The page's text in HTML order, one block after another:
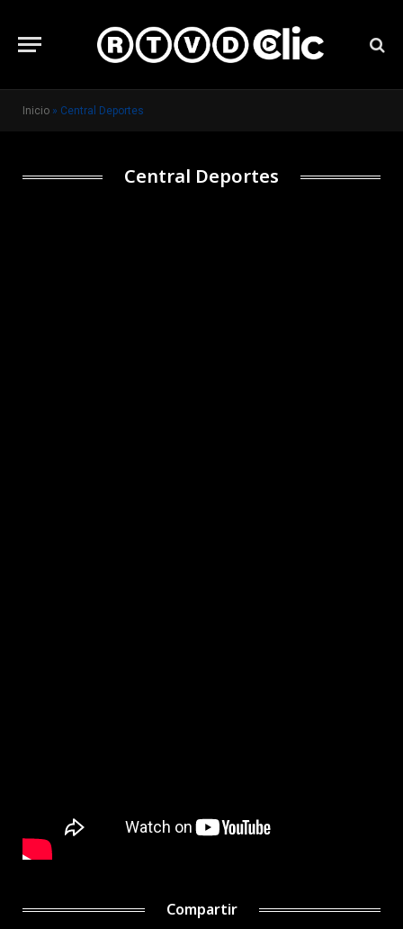
Inicio » Central Deportes
Central Deportes
Compartir